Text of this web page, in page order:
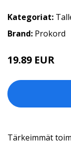
Kategoriat:
Brand: Prokord
19.89 EUR
Tärkeimmät